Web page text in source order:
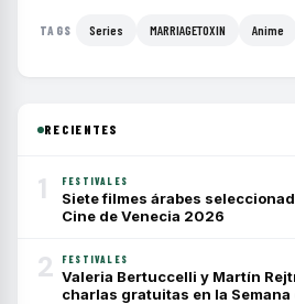
TAGS Series MARRIAGETOXIN Anime
RECIENTES
1 FESTIVALES
Siete filmes árabes
Cine de Venecia 2026
2 FESTIVALES
Valeria Bertuccelli y Martín
charlas gratuitas en la Semana